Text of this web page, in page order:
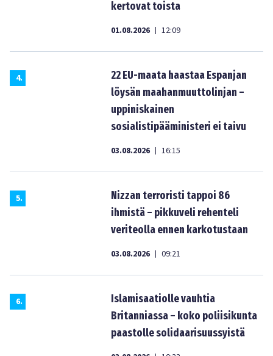
kertovat toista
01.08.2026 | 12:09
4.
22 EU-maata haastaa Espanjan
löysän maahanmuuttolinjan –
uppiniskainen
sosialistipääministeri ei taivu
03.08.2026 | 16:15
5.
Nizzan terroristi tappoi 86
ihmistä – pikkuveli rehenteli
veriteolla ennen karkotustaan
03.08.2026 | 09:21
6.
Islamisaatiolle vauhtia
Britanniassa – koko poliisikunta
paastolle solidaarisuussyistä